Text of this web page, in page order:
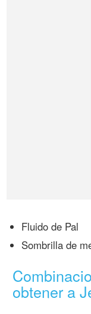
Fluido de Pal
Sombrilla de
obtener a